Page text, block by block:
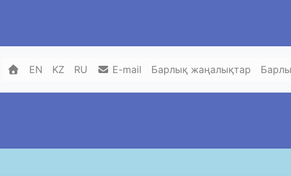
EN KZ RU E-mail Барлық жаңалықтар